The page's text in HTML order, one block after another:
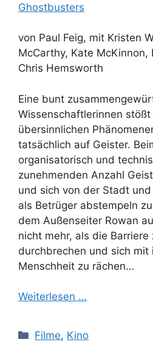
Ghostbusters
von Paul Feig, mit Kristen
McCarthy, Kate McKinnon,
Chris Hemsworth
Eine bunt
Wissenschaftlerinnen
übersinnlichen
tatsächlich auf Geister.
organisatorisch und
zunehmenden Anzahl
und sich von der Stadt
als Betrüger abstempeln
dem Außenseiter Rowan
nicht mehr, als die
durchbrechen und sich mit
Menschheit zu rächen…
Weiterlesen …
Kategorien
Filme, Kino